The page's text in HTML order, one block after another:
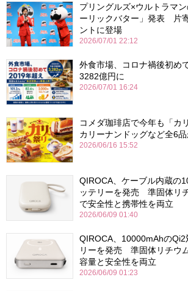
プリングルズ×ウルトラマ
ーリックバター」発表 片
ントに登場
2026/07/01 22:12
外食市場、コロナ禍後初
3282億円に
2026/07/01 16:24
コメダ珈琲店で今年も「
カリーナンドッグなど全6
2026/06/16 15:52
QIROCA、ケーブル内蔵の
ッテリーを発売 準固体リ
で安全性と携帯性を両立
2026/06/09 01:40
QIROCA、10000mAhの
リーを発売 準固体リチウ
容量と安全性を両立
2026/06/09 01:23